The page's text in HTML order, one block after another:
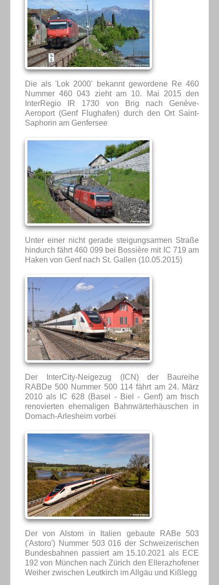
Die als 'Lok 2000' bekannt gewordene Re 460
Nummer 460 043 zieht am 10. Mai 2015 den
InterRegio IR 1730 von Brig nach Genève-
Aeroport (Genf Flughafen) durch den Ort Saint-
Saphorin am Genfersee
Unter einer nicht gerade steigungsarmen Straße
hindurch fährt 460 099 bei Bossière mit IC 719 am
Haken von Genf nach St. Gallen (10.05.2015)
Der InterCity-Neigezug (ICN) der Baureihe
RABDe 500 Nummer 500 114 fährt am 24. März
2010 als IC 628 (Basel - Biel - Genf) am frisch
renovierten ehemaligen Bahnwärterhäuschen in
Dornach-Arlesheim vorbei
Der von Alstom in Italien gebaute RABe 503
('Astoro') Nummer 503 016 der Schweizerischen
Bundesbahnen passiert am 15.10.2021 als ECE
192 von München nach Zürich den Ellerazhofener
Weiher zwischen Leutkirch im Allgäu und Kißlegg